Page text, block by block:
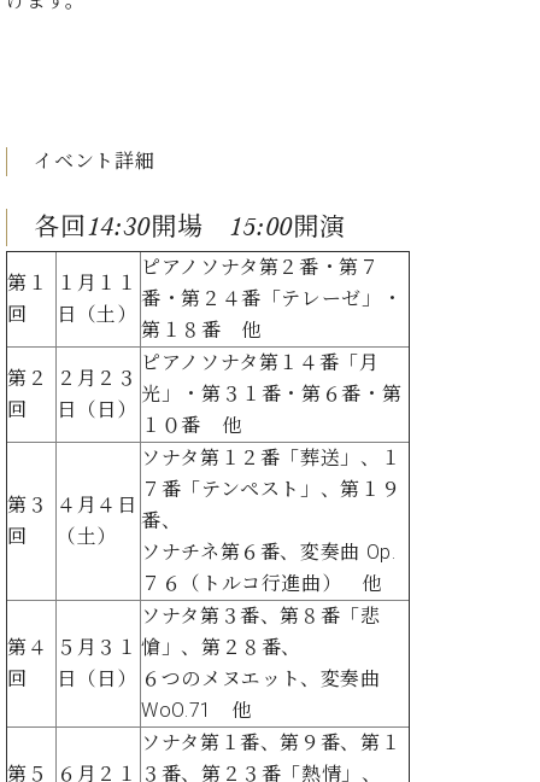
シ
イ
ン
コ
ン
ト
ア
ッ
ラ
イ
ト
ア
C.
シ
ス
績
楽
教
室
ご
の
声
ベ
ル
楽
教
室
京
店
ご
挨
拶
展
情
ル・
スタ
ホー
ル・
スタ
状況
イベント詳細
各回14:30開場 15:00開演
第１
回
１月１１
日（土）
ピアノソナタ第２番・第７
番・第２４番「テレーゼ」・
第１８番 他
第２
回
２月２３
日（日）
ピアノソナタ第１４番「月
光」・第３１番・第６番・第
１０番 他
第３
回
４月４日
（土）
ソナタ第１２番「葬送」、１
７番「テンペスト」、第１９
番、
ソナチネ第６番、変奏曲 Op.
７６（トルコ行進曲） 他
第４
回
５月３１
日（日）
ソナタ第３番、第８番「悲
愴」、第２８番、
６つのメヌエット、変奏曲
WoO.71 他
第５
６月２１
ソナタ第１番、第９番、第１
３番、第２３番「熱情」、